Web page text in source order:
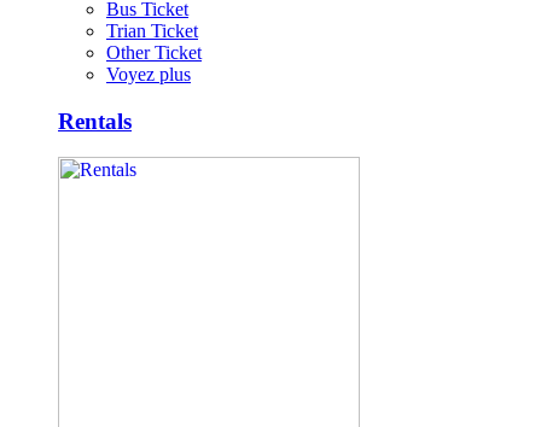
Bus Ticket
Trian Ticket
Other Ticket
Voyez plus
Rentals